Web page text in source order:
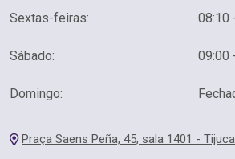
Sextas-feiras: 08:10
Sábado: 09:00
Domingo:
Praça Saens Peña, 45, sala 1401 - Tijuca